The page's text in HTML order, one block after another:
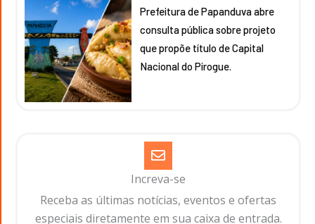
Prefeitura de Papanduva abre
consulta pública sobre projeto
que propõe título de Capital
Nacional do Pirogue.
Increva-se
Receba as últimas notícias, eventos e ofertas
especiais diretamente em sua caixa de entrada.​